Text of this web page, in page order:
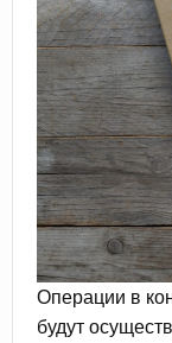
Операции в
будут